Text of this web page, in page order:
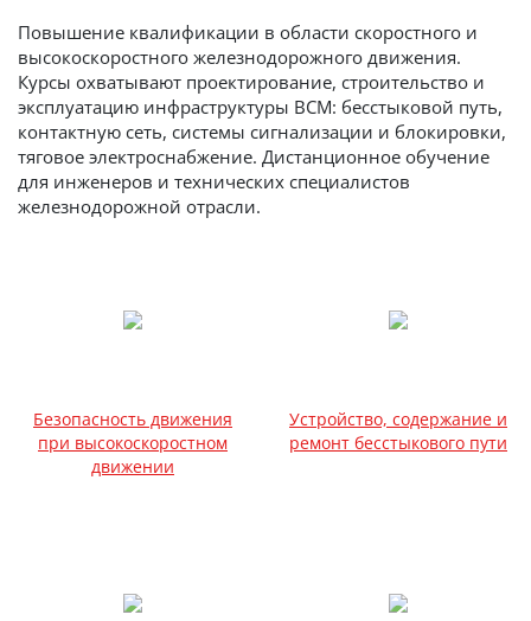
Повышение квалификации в области скоростного и
высокоскоростного железнодорожного движения.
Курсы охватывают проектирование, строительство и
эксплуатацию инфраструктуры ВСМ: бесстыковой путь,
контактную сеть, системы сигнализации и блокировки,
тяговое электроснабжение. Дистанционное обучение
для инженеров и технических специалистов
железнодорожной отрасли.
Безопасность движения
при высокоскоростном
движении
Устройство, содержание и
ремонт бесстыкового пути